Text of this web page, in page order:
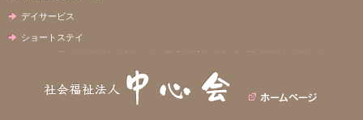
デイサービス
ショートステイ